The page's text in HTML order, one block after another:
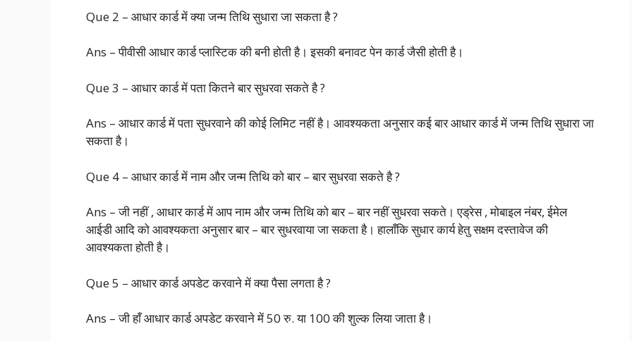
Que 2 – आधार कार्ड में क्या जन्म तिथि सुधारा जा सकता है ?
Ans – पीवीसी आधार कार्ड प्लास्टिक की बनी होती है। इसकी बनावट पेन कार्ड जैसी होती है।
Que 3 – आधार कार्ड में पता कितने बार सुधरवा सकते है ?
Ans – आधार कार्ड में पता सुधरवाने की कोई लिमिट नहीं है। आवश्यकता अनुसार कई बार आधार कार्ड में जन्म तिथि सुधारा जा
सकता है।
Que 4 – आधार कार्ड में नाम और जन्म तिथि को बार – बार सुधरवा सकते है ?
Ans – जी नहीं , आधार कार्ड में आप नाम और जन्म तिथि को बार – बार नहीं सुधरवा सकते। एड्रेस , मोबाइल नंबर, ईमेल
आईडी आदि को आवश्यकता अनुसार बार – बार सुधरवाया जा सकता है। हालाँकि सुधार कार्य हेतु सक्षम दस्तावेज की
आवश्यकता होती है।
Que 5 – आधार कार्ड अपडेट करवाने में क्या पैसा लगता है ?
Ans – जी हाँ आधार कार्ड अपडेट करवाने में 50 रु. या 100 की शुल्क लिया जाता है।